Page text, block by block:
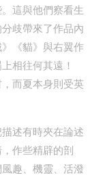
這與他們察看生
歧帶來了作品內
《貓》與右翼作
相往何其遠！
而夏本身則受英
述有時夾在論述
作些精辟的剖
趣、機靈、活潑